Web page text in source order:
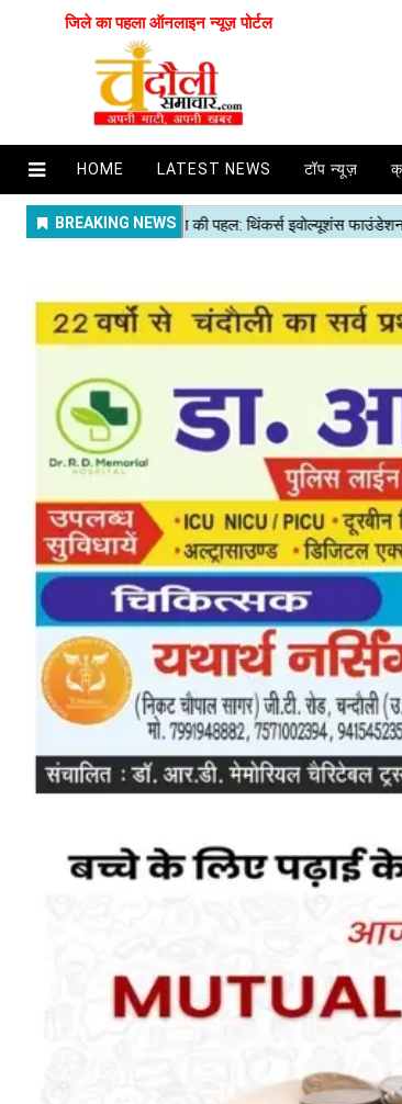
जिले का पहला ऑनलाइन न्यूज़ पोर्टल
HOME LATEST NEWS टॉप न्यूज़